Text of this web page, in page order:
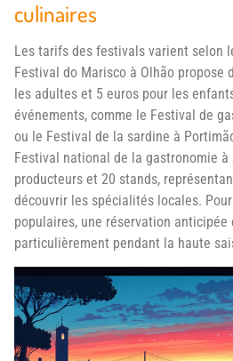
culinaires
Les tarifs des festivals varient selon
Festival do Marisco à Olhão propose
les adultes et 5 euros pour les
événements, comme le Festival de
ou le Festival de la sardine à
Festival national de la gastronomie à
producteurs et 20 stands,
découvrir les spécialités locales.
populaires, une réservation anticipée
particulièrement pendant la haute